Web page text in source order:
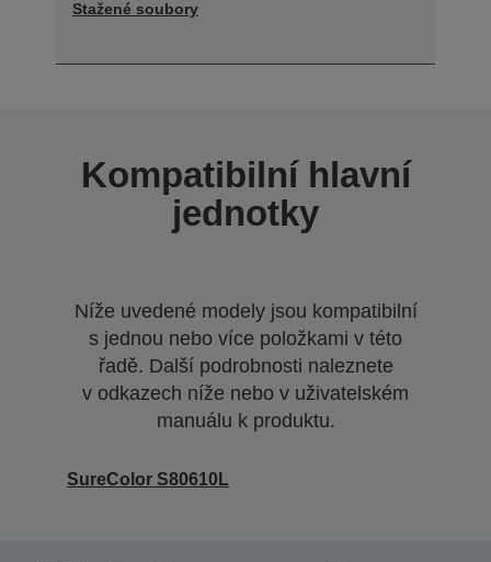
Stažené soubory
Kompatibilní hlavní
jednotky
Níže uvedené modely jsou kompatibilní
s jednou nebo více položkami v této
řadě. Další podrobnosti naleznete
v odkazech níže nebo v uživatelském
manuálu k produktu.
SureColor S80610L